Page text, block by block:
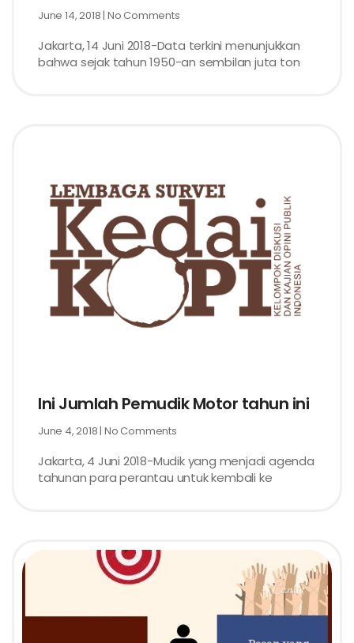
June 14, 2018 No Comments
Jakarta, 14 Juni 2018-Data terkini menunjukkan
bahwa sejak tahun 1950-an sembilan juta ton
Ini Jumlah Pemudik Motor tahun ini
June 4, 2018 No Comments
Jakarta, 4 Juni 2018-Mudik yang menjadi agenda
tahunan para perantau untuk kembali ke